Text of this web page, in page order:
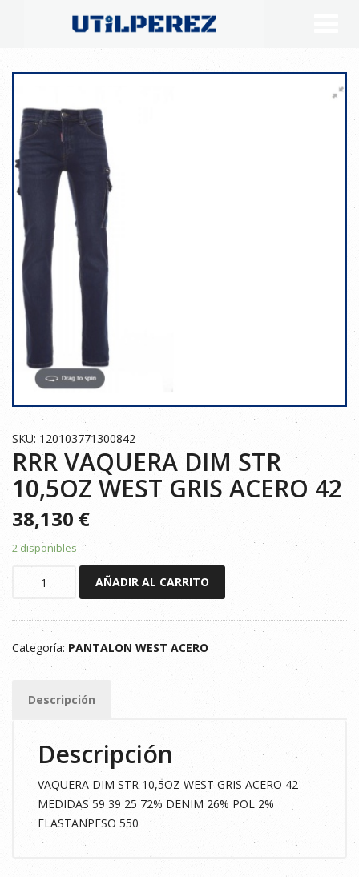
SKU: 120103771300842
RRR VAQUERA DIM STR
10,5OZ WEST GRIS ACERO 42
38,130 €
2 disponibles
DIM
10,5OZ
WEST
ACERO
cantidad
AÑADIR AL CARRITO
Categoría: PANTALON WEST ACERO
Descripción
Descripción
VAQUERA DIM STR 10,5OZ WEST GRIS ACERO 42
MEDIDAS 59 39 25 72% DENIM 26% POL 2%
ELASTANPESO 550